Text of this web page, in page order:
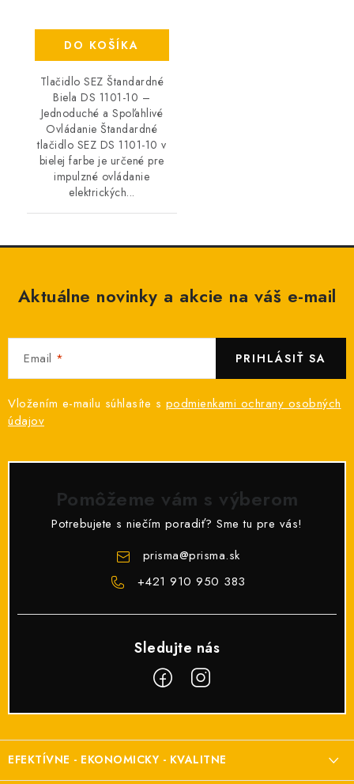
DO KOŠÍKA
Tlačidlo SEZ Štandardné
Biela DS 1101-10 –
Jednoduché a Spoľahlivé
Ovládanie Štandardné
tlačidlo SEZ DS 1101-10 v
bielej farbe je určené pre
impulzné ovládanie
elektrických...
Aktuálne novinky a akcie na váš e-mail
Email
Vložením e-mailu súhlasíte s podmienkami ochrany osobných
údajov
PRIHLÁSIŤ SA
Pomôžeme vám s výberom
Potrebujete s niečím poradiť? Sme tu pre vás!
prisma@prisma.sk
+421 910 950 383
á
pEFEKTÍVNE - EKONOMICKY - KVALITNE